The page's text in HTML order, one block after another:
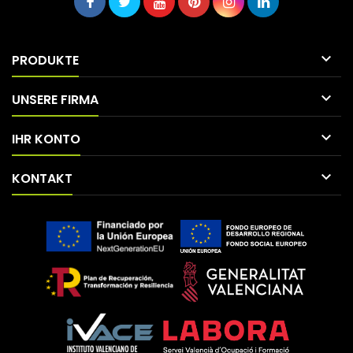
PRODUKTE 
UNSERE FIRMA 
IHR KONTO 
KONTAKT 